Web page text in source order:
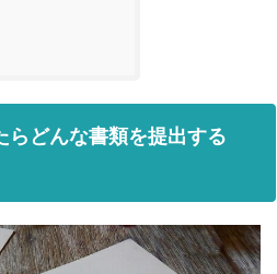
らどんな書類を提出する